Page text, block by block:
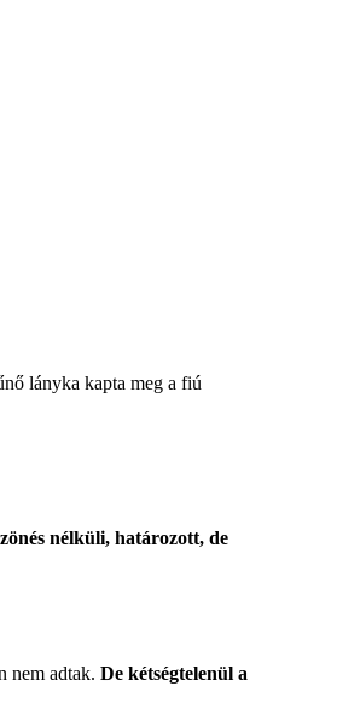
lányka kapta meg a fiú
nélküli, határozott, de
nem adtak. De kétségtelenül a